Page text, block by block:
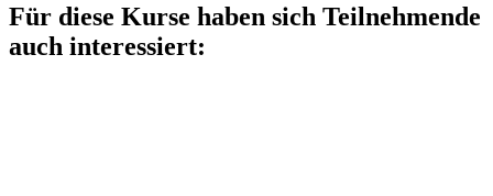
Für diese Kurse haben sich Teilnehmende
auch interessiert: